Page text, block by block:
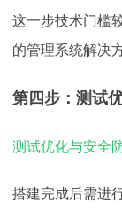
这一步技术门槛
的管理系统解决
第四步：测试
测试优化与安全
搭建完成后需进